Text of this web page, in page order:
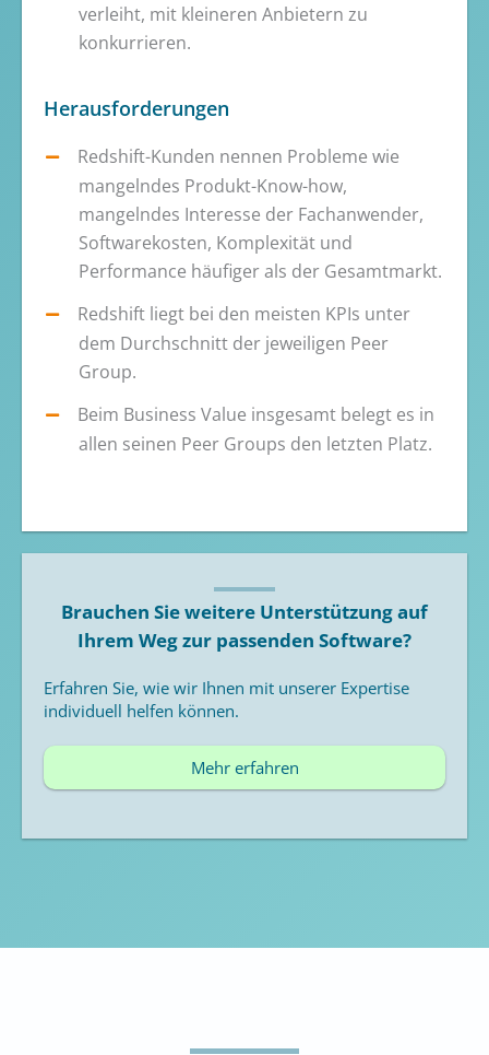
verleiht, mit kleineren Anbietern zu
konkurrieren.
Herausforderungen
Redshift-Kunden nennen Probleme wie
mangelndes Produkt-Know-how,
mangelndes Interesse der Fachanwender,
Softwarekosten, Komplexität und
Performance häufiger als der Gesamtmarkt.
Redshift liegt bei den meisten KPIs unter
dem Durchschnitt der jeweiligen Peer
Group.
Beim Business Value insgesamt belegt es in
allen seinen Peer Groups den letzten Platz.
Brauchen Sie weitere Unterstützung auf
Ihrem Weg zur passenden Software?
Erfahren Sie, wie wir Ihnen mit unserer Expertise
individuell helfen können.
Mehr erfahren